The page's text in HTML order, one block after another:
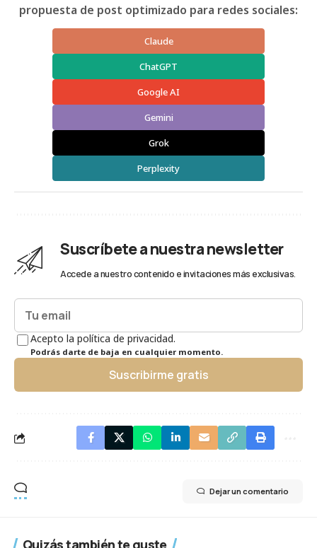
propuesta de post optimizado para redes sociales:
Claude
ChatGPT
Google AI
Gemini
Grok
Perplexity
Suscríbete a nuestra newsletter
Accede a nuestro contenido e invitaciones más exclusivas.
Acepto la política de privacidad.
Podrás darte de baja en cualquier momento.
Suscribirme gratis
Dejar un comentario